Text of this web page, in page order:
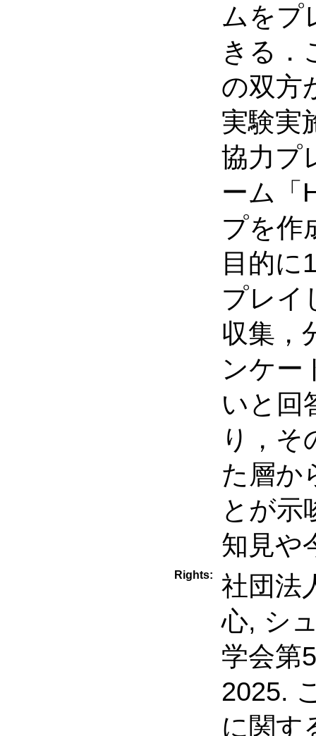
ムをプ
きる．
の双方
実験実
協力プ
ーム「
プを作
目的に
プレイ
収集，
ンケー
いと回
り，そ
た層か
とが示
知見や
Rights:
社団法
心, シ
学会第
2025.
に関す